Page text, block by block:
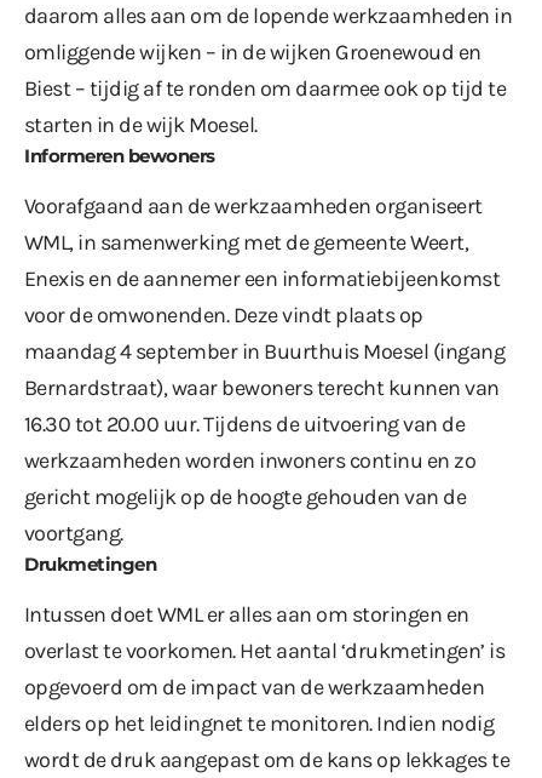
daarom alles aan om de lopende werkzaamheden in
omliggende wijken – in de wijken Groenewoud en
Biest – tijdig af te ronden om daarmee ook op tijd te
starten in de wijk Moesel.
Informeren bewoners
Voorafgaand aan de werkzaamheden organiseert
WML, in samenwerking met de gemeente Weert,
Enexis en de aannemer een informatiebijeenkomst
voor de omwonenden. Deze vindt plaats op
maandag 4 september in Buurthuis Moesel (ingang
Bernardstraat), waar bewoners terecht kunnen van
16.30 tot 20.00 uur. Tijdens de uitvoering van de
werkzaamheden worden inwoners continu en zo
gericht mogelijk op de hoogte gehouden van de
voortgang.
Drukmetingen
Intussen doet WML er alles aan om storingen en
overlast te voorkomen. Het aantal ‘drukmetingen’ is
opgevoerd om de impact van de werkzaamheden
elders op het leidingnet te monitoren. Indien nodig
wordt de druk aangepast om de kans op lekkages te